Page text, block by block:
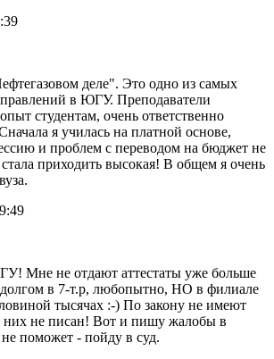
деле". Это одно из самых
в ЮГУ. Преподаватели
студентам, очень ответственно
я училась на платной основе,
и проблем с переводом на бюджет не
приходить высокая! В общем я очень
Мне не отдают аттестаты уже больше
долгом в 7-т.р, любопытно, НО в филиале
тысячах :-) По закону не имеют
них не писан! Вот и пишу жалобы в
поможет - пойду в суд.